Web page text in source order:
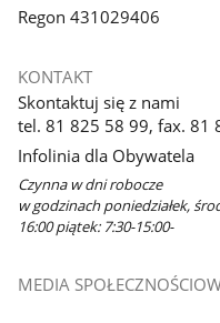
Regon 431029406
KONTAKT
Skontaktuj się z nami
tel. 81 825 58 99, fax. 81
Infolinia dla Obywatela
Czynna w dni robocze
w godzinach poniedziałek,
16:00 piątek: 7:30-15:00-
MEDIA